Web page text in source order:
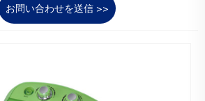
お問い合わせを送信 >>